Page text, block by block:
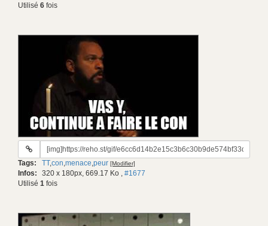
Utilisé 6 fois
URL
gif:
Tags: TT,con,menace,peur [Modifier]
Infos: 320 x 180px, 669.17 Ko , #1677
Utilisé 1 fois